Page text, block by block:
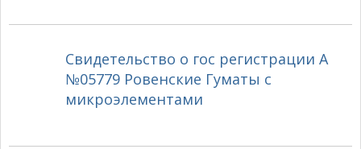
Свидетельство о гос регистрации А
№05779 Ровенские Гуматы с
микроэлементами